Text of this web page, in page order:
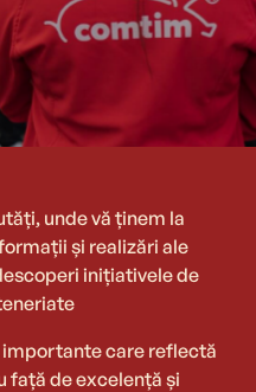
unde vă ținem la
și realizări ale
inițiativele de
care reflectă
față de excelență și